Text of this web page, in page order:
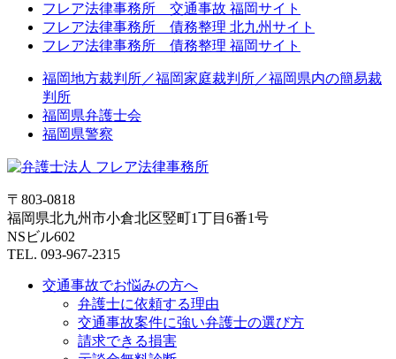
フレア法律事務所 交通事故 福岡サイト
フレア法律事務所 債務整理 北九州サイト
フレア法律事務所 債務整理 福岡サイト
福岡地方裁判所／福岡家庭裁判所／福岡県内の簡易裁
判所
福岡県弁護士会
福岡県警察
〒803-0818
福岡県北九州市小倉北区竪町1丁目6番1号
NSビル602
TEL. 093-967-2315
交通事故でお悩みの方へ
弁護士に依頼する理由
交通事故案件に強い弁護士の選び方
請求できる損害